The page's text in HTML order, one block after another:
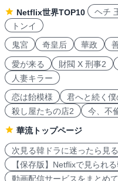
Netflix世界TOP10
ヘチ
トンイ
鬼宮
奇皇后 華政
愛が来る 財閥 X 刑事2
人妻キラー
恋は飴模様
君へと続く
殺し屋たちの店2
今、不
華流トップページ
次見る韓ドラに迷ったら見
【保存版】Netflixで見られ
動画配信サービスをまとめ